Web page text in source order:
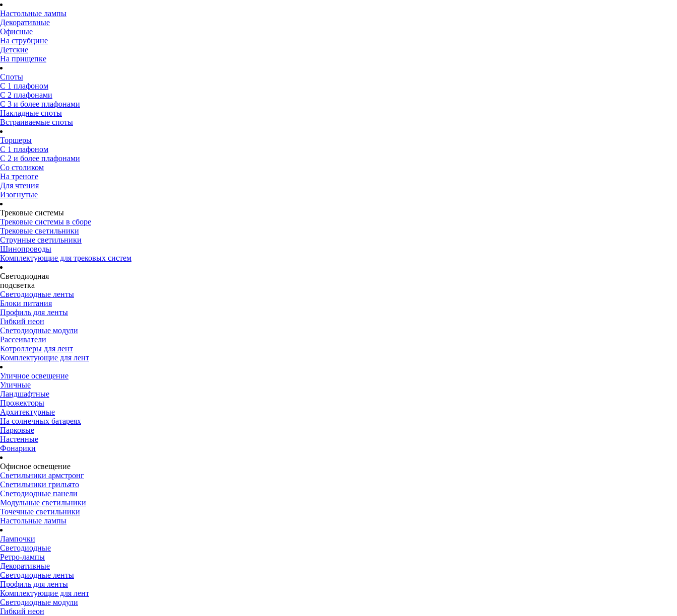
Настольные лампы
Декоративные
Офисные
На струбцине
Детские
На прищепке
Споты
С 1 плафоном
С 2 плафонами
С 3 и более плафонами
Накладные споты
Встраиваемые споты
Торшеры
С 1 плафоном
С 2 и более плафонами
Со столиком
На треноге
Для чтения
Изогнутые
Трековые системы
Трековые системы в сборе
Трековые светильники
Струнные светильники
Шинопроводы
Комплектующие для трековых систем
Светодиодная
подсветка
Светодиодные ленты
Блоки питания
Профиль для ленты
Гибкий неон
Светодиодные модули
Рассеиватели
Котроллеры для лент
Комплектующие для лент
Уличное освещение
Уличные
Ландшафтные
Прожекторы
Архитектурные
На солнечных батареях
Парковые
Настенные
Фонарики
Офисное освещение
Светильники армстронг
Светильники грильято
Светодиодные панели
Модульные светильники
Точечные светильники
Настольные лампы
Лампочки
Светодиодные
Ретро-лампы
Декоративные
Светодиодные ленты
Профиль для ленты
Комплектующие для лент
Светодиодные модули
Гибкий неон